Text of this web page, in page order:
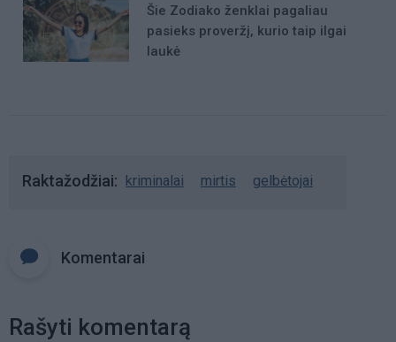
Šie Zodiako ženklai pagaliau
pasieks proveržį, kurio taip ilgai
laukė
Raktažodžiai kriminalai mirtis gelbėtojai
Komentarai
Rašyti komentarą